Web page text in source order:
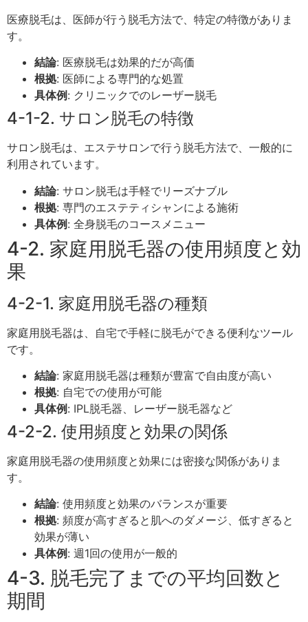
医療脱毛は、医師が行う脱毛方法で、特定の特徴がありま
す。
結論: 医療脱毛は効果的だが高価
根拠: 医師による専門的な処置
具体例 : クリニックでのレーザー脱毛
4-1-2. サロン脱毛の特徴
サロン脱毛は、エステサロンで行う脱毛方法で、一般的に
利用されています。
結論: サロン脱毛は手軽でリーズナブル
根拠: 専門のエステティシャンによる施術
具体例: 全身脱毛のコースメニュー
4-2. 家庭用脱毛器の使用頻度と効
果
4-2-1. 家庭用脱毛器の種類
家庭用脱毛器は、自宅で手軽に脱毛ができる便利なツール
です。
結論: 家庭用脱毛器は種類が豊富で自由度が高い
根拠: 自宅での使用が可能
具体例: IPL脱毛器、レーザー脱毛器など
4-2-2. 使用頻度と効果の関係
家庭用脱毛器の使用頻度と効果には密接な関係がありま
す。
結論: 使用頻度と効果のバランスが重要
根拠: 頻度が高すぎると肌へのダメージ、低すぎると
効果が薄い
具体例 : 週1回の使用が一般的
4-3. 脱毛完了までの平均回数と
期間